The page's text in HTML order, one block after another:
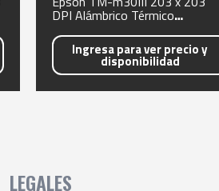
DPI Alámbrico Térmico
Ingresa para ver precio y
disponibilidad
LEGALES